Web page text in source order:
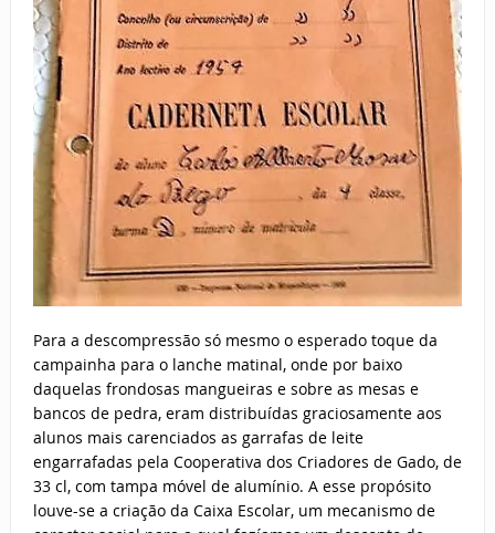
Para a descompressão só mesmo o esperado toque da
campainha para o lanche matinal, onde por baixo
daquelas frondosas mangueiras e sobre as mesas e
bancos de pedra, eram distribuídas graciosamente aos
alunos mais carenciados as garrafas de leite
engarrafadas pela Cooperativa dos Criadores de Gado, de
33 cl, com tampa móvel de alumínio. A esse propósito
louve-se a criação da Caixa Escolar, um mecanismo de